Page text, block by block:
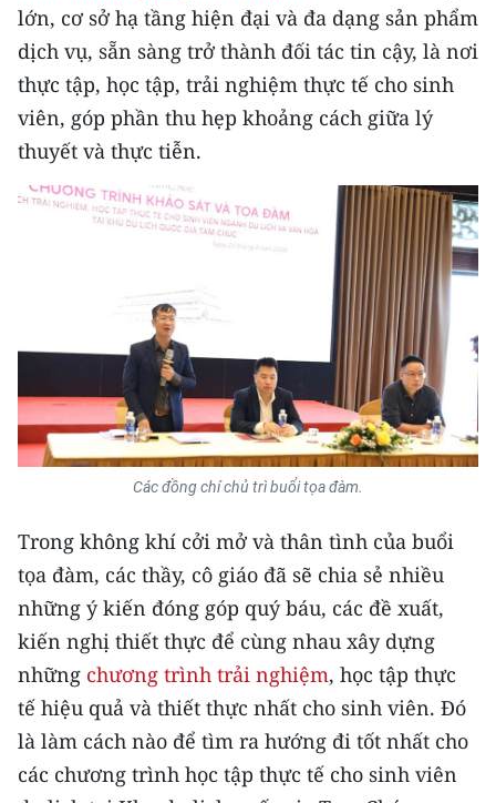
Media Giáo dục
Media Y tế
Media Khoa học - Công nghệ
Media Môi trường
Ảnh
TIN ĐỊA PHƯƠNG
Trung du và miền núi phía Bắc
Đồng bằng sông Hồng
Bắc Trung Bộ
Duyên hải Nam Trung Bộ và Tây
Nguyên
Đông Nam Bộ
Đồng bằng sông Cửu Long
Chuyên trang Hà Nội
lớn, cơ sở hạ tầng hiện đại và đa dạng sản phẩm
dịch vụ, sẵn sàng trở thành đối tác tin cậy, là nơi
thực tập, học tập, trải nghiệm thực tế cho sinh
viên, góp phần thu hẹp khoảng cách giữa lý
thuyết và thực tiễn.
Các đồng chí chủ trì buổi tọa đàm.
Trong không khí cởi mở và thân tình của buổi
tọa đàm, các thầy, cô giáo đã sẽ chia sẻ nhiều
những ý kiến đóng góp quý báu, các đề xuất,
kiến nghị thiết thực để cùng nhau xây dựng
những chương trình trải nghiệm, học tập thực
tế hiệu quả và thiết thực nhất cho sinh viên. Đó
là làm cách nào để tìm ra hướng đi tốt nhất cho
các chương trình học tập thực tế cho sinh viên